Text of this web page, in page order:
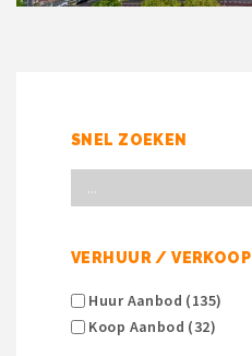
SNEL ZOEKEN
VERHUUR / VERKOOP
Huur Aanbod (135)
Koop Aanbod (32)